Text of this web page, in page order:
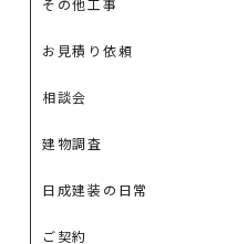
その他工事
お見積り依頼
相談会
建物調査
日成建装の日常
ご契約